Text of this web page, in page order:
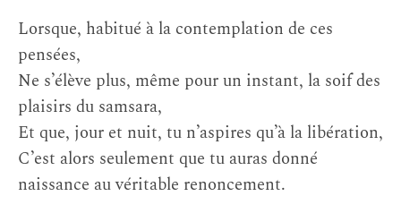
Lorsque, habitué à la contemplation de ces
pensées,
Ne s’élève plus, même pour un instant, la soif des
plaisirs du samsara,
Et que, jour et nuit, tu n’aspires qu’à la libération,
C’est alors seulement que tu auras donné
naissance au véritable renoncement.